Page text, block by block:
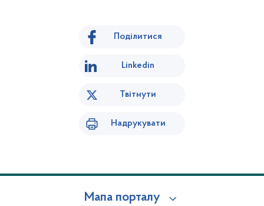
Поділитися
Linkedin
Твітнути
Надрукувати
Мапа порталу